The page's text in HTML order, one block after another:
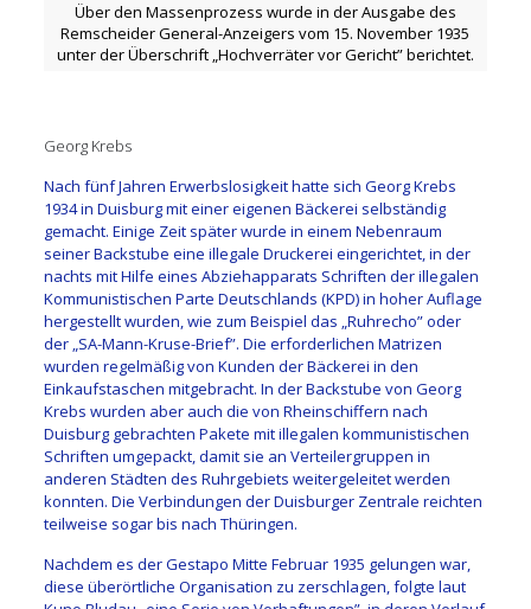
Über den Massenprozess wurde in der Ausgabe des
Remscheider General-Anzeigers vom 15. November 1935
unter der Überschrift „Hochverräter vor Gericht” berichtet.
Georg Krebs
Nach fünf Jahren Erwerbslosigkeit hatte sich Georg Krebs
1934 in Duisburg mit einer eigenen Bäckerei selbständig
gemacht. Einige Zeit später wurde in einem Nebenraum
seiner Backstube eine illegale Druckerei eingerichtet, in der
nachts mit Hilfe eines Abziehapparats Schriften der illegalen
Kommunistischen Parte Deutschlands (KPD) in hoher Auflage
hergestellt wurden, wie zum Beispiel das „Ruhrecho” oder
der „SA-Mann-Kruse-Brief”. Die erforderlichen Matrizen
wurden regelmäßig von Kunden der Bäckerei in den
Einkaufstaschen mitgebracht. In der Backstube von Georg
Krebs wurden aber auch die von Rheinschiffern nach
Duisburg gebrachten Pakete mit illegalen kommunistischen
Schriften umgepackt, damit sie an Verteilergruppen in
anderen Städten des Ruhrgebiets weitergeleitet werden
konnten. Die Verbindungen der Duisburger Zentrale reichten
teilweise sogar bis nach Thüringen.
Nachdem es der Gestapo Mitte Februar 1935 gelungen war,
diese überörtliche Organisation zu zerschlagen, folgte laut